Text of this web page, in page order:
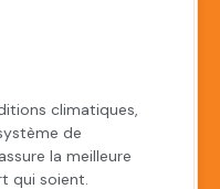
climatiques,
de
la meilleure
qui soient.